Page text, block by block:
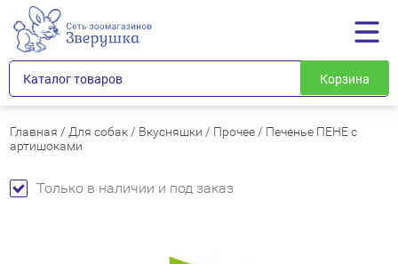
Каталог товаров Корзина
Главная / Для собак / Вкусняшки / Прочее / Печенье ПЕНЕ с
артишоками
Только в наличии и под заказ